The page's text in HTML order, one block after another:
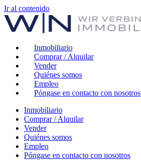
Ir al contenido
Inmobiliario
Comprar / Alquilar
Vender
Quiénes somos
Empleo
Póngase en contacto con nosotros
Inmobiliario
Comprar / Alquilar
Vender
Quiénes somos
Empleo
Póngase en contacto con nosotros